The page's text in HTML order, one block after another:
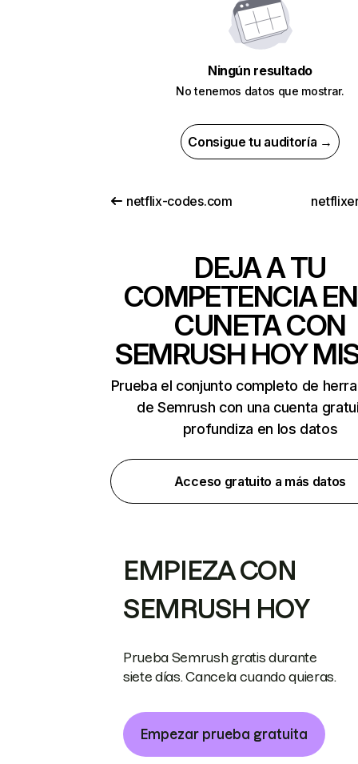
Ningún resultado
No tenemos datos que mostrar.
Consigue tu auditoría →
netflix-codes.com
DEJA A TU
COMPETENCIA
CUNETA CON
SEMRUSH HOY
Prueba el conjunto completo de
de Semrush con una cuenta
profundiza en los datos
Acceso gratuito a más datos
EMPIEZA CON
SEMRUSH HOY
Prueba Semrush gratis durante
siete días. Cancela cuando quieras.
Empezar prueba gratuita